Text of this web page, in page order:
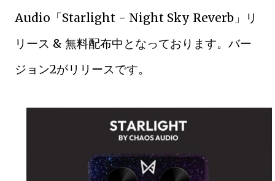
Audio「Starlight - Night Sky Reverb」リ
リース & 無料配布中となっております。バー
ジョン2がリリースです。